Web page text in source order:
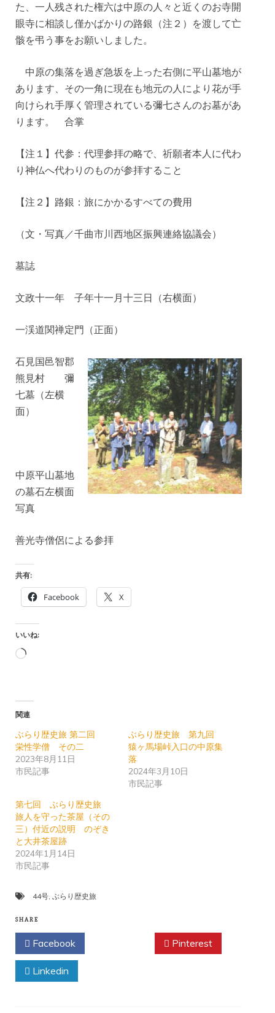
た、一人残された権六は中原の人々と近くのお寺開
眼寺に相談し僅かばかりの路銀（注２）を渡して亡
骸を弔う事をお願いしました。
中原の集落を過ぎ急坂を上った右側に平山墓地が
あります、その一角に現在も地元の人により花が手
向けられ手厚く管理されている彌七さんのお墓があ
ります。 合掌
【注１】代参：代理参拝の略で、祈願者本人に代わ
り神仏へ代わりのものが参拝すること
【注２】路銀：旅にかかるすべての費用
（文・写真／千曲市川西地区振興連絡協議会）
墓誌
文政十一年 子年十一月十三日（右横面）
一渓道関禅定門（正面）
石見国邑智郡
熊見村 彌
七墓（左横
面）
中原平山墓地
の墓石左横面
写真
善光寺僧侶による参拝
共有:
Facebook X
いいね:
読
み
中…
関連
ぶらり歴史旅 第二回
栄性学僧 その二
2023年8月11日
市民記事
ぶらり歴史旅 第九回
猿ヶ馬場峠入口の中原集
落
2024年3月10日
市民記事
第七回 ぶらり歴史旅
旅人を守った茶屋（その
三）付近の説明 のぞき
と大井茶屋跡
2024年1月14日
市民記事
44号, ぶらり歴史旅
SHARE
Facebook Pinterest
Linkedin